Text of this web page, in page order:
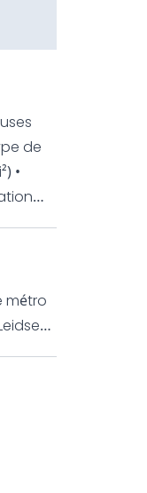
•
métro